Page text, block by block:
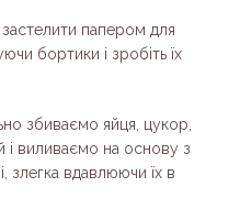
папером для
бортики і зробіть їх
збиваємо яйця, цукор,
і виливаємо на основу з
злегка вдавлюючи їх в